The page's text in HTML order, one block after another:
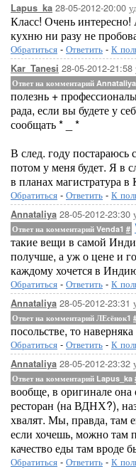
Lapus_ka 28-05-2012-20:00
Класс! Очень
кухню ни разу не
Обратиться - Ответить - К
Kar_Tanesi 28-05-2012-21:58
Ответ на комментарий Annataliya
полезнь +
рада, если вы будете у
сообщать * _ *
В след. году постараюсь
потом у меня будет. Я в
в планах магистратура в
Обратиться - Ответить - К
Annataliya 28-05-2012-23:30
Ответ на комментарий Venda1 #
такие вещи в самой
получше, а уж о цене и
каждому хочется в
Обратиться - Ответить - К
Annataliya 28-05-2012-23:31
Ответ на комментарий ЛЕсёнок1
посольстве, то
Обратиться - Ответить - К
Annataliya 28-05-2012-23:32
Ответ на комментарий Lapus_ka
вообще, в оригинале она
ресторан (на ВДНХ?),
хвалят. Мы, правда, там
если хочешь, можно там
качество еды там вроде
Обратиться - Ответить - К